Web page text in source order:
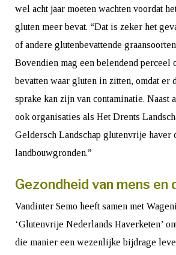
wel acht jaar moeten wachten voordat
gluten meer bevat. “Dat is zeker het
of andere glutenbevattende
Bovendien mag een belendend perceel
bevatten waar gluten in zitten, omdat er
sprake kan zijn van contaminatie. Naast
ook organisaties als Het Drents
Geldersch Landschap glutenvrije haver
landbouwgronden.”
Gezondheid van mens en
Vandinter Semo heeft samen met
‘Glutenvrije Nederlands Haverketen’
die manier een wezenlijke bijdrage